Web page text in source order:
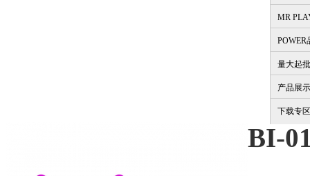
MR
POWER
量大起批
产品展
下载专区
BI-